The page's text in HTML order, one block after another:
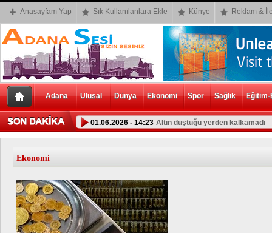
Anasayfam Yap Sık Kullanılanlara Ekle Künye Reklam &
Adana Ulusal Dünya Ekonomi Spor Sağlık
01.06.2026 - 14:23 Altın düştüğü yerden kalkamadı
Ekonomi